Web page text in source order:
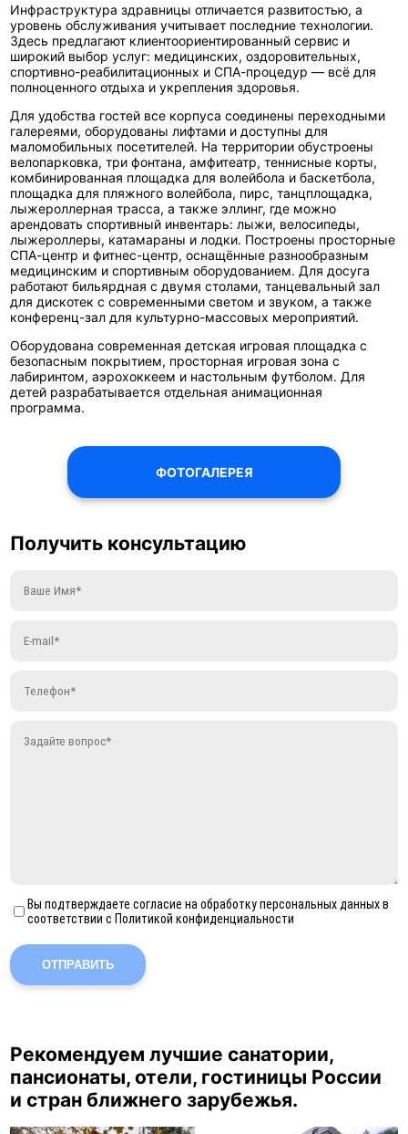
Инфраструктура здравницы отличается развитостью, а
уровень обслуживания учитывает последние технологии.
Здесь предлагают клиентоориентированный сервис и
широкий выбор услуг: медицинских, оздоровительных,
спортивно-реабилитационных и СПА-процедур — всё для
полноценного отдыха и укрепления здоровья.
Для удобства гостей все корпуса соединены переходными
галереями, оборудованы лифтами и доступны для
маломобильных посетителей. На территории обустроены
велопарковка, три фонтана, амфитеатр, теннисные корты,
комбинированная площадка для волейбола и баскетбола,
площадка для пляжного волейбола, пирс, танцплощадка,
лыжероллерная трасса, а также эллинг, где можно
арендовать спортивный инвентарь: лыжи, велосипеды,
лыжероллеры, катамараны и лодки. Построены просторные
СПА-центр и фитнес-центр, оснащённые разнообразным
медицинским и спортивным оборудованием. Для досуга
работают бильярдная с двумя столами, танцевальный зал
для дискотек с современными светом и звуком, а также
конференц-зал для культурно-массовых мероприятий.
Оборудована современная детская игровая площадка с
безопасным покрытием, просторная игровая зона с
лабиринтом, аэрохоккеем и настольным футболом. Для
детей разрабатывается отдельная анимационная
программа.
ФОТОГАЛЕРЕЯ
Получить консультацию
Вы подтверждаете согласие на обработку персональных данных в
соответствии с Политикой конфиденциальности
ОТПРАВИТЬ
Рекомендуем лучшие санатории,
пансионаты, отели, гостиницы России
и стран ближнего зарубежья.